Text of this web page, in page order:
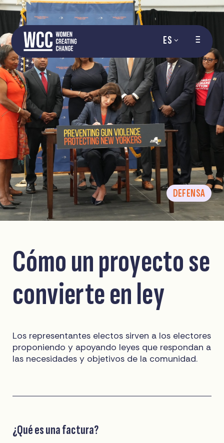
ES
DEFENSA
Cómo un proyecto se
convierte en ley
Los representantes electos sirven a los electores
proponiendo y apoyando leyes que respondan a
las necesidades y objetivos de la comunidad.
¿Qué es una factura?